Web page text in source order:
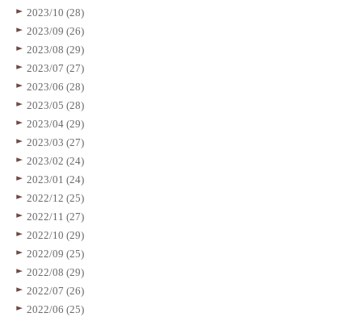
2023/10 (28)
2023/09 (26)
2023/08 (29)
2023/07 (27)
2023/06 (28)
2023/05 (28)
2023/04 (29)
2023/03 (27)
2023/02 (24)
2023/01 (24)
2022/12 (25)
2022/11 (27)
2022/10 (29)
2022/09 (25)
2022/08 (29)
2022/07 (26)
2022/06 (25)